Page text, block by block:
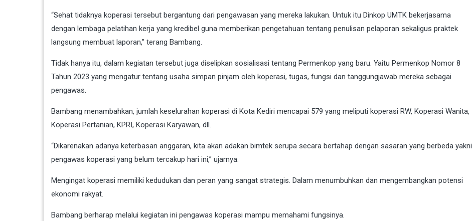
“Sehat tidaknya koperasi tersebut bergantung dari pengawasan yang mereka lakukan. Untuk itu Dinkop UMTK bekerjasama
dengan lembaga pelatihan kerja yang kredibel guna memberikan pengetahuan tentang penulisan pelaporan sekaligus praktek
langsung membuat laporan,” terang Bambang.
Tidak hanya itu, dalam kegiatan tersebut juga diselipkan sosialisasi tentang Permenkop yang baru. Yaitu Permenkop Nomor 8
Tahun 2023 yang mengatur tentang usaha simpan pinjam oleh koperasi, tugas, fungsi dan tanggungjawab mereka sebagai
pengawas.
Bambang menambahkan, jumlah keselurahan koperasi di Kota Kediri mencapai 579 yang meliputi koperasi RW, Koperasi Wanita,
Koperasi Pertanian, KPRI, Koperasi Karyawan, dll.
“Dikarenakan adanya keterbasan anggaran, kita akan adakan bimtek serupa secara bertahap dengan sasaran yang berbeda yakni
pengawas koperasi yang belum tercakup hari ini,” ujarnya.
Mengingat koperasi memiliki kedudukan dan peran yang sangat strategis. Dalam menumbuhkan dan mengembangkan potensi
ekonomi rakyat.
Bambang berharap melalui kegiatan ini pengawas koperasi mampu memahami fungsinya.